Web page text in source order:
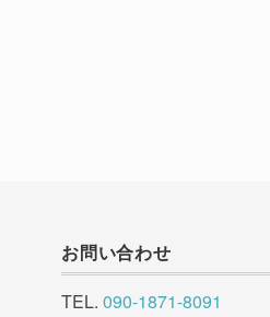
お問い合わせ
TEL. 090-1871-8091